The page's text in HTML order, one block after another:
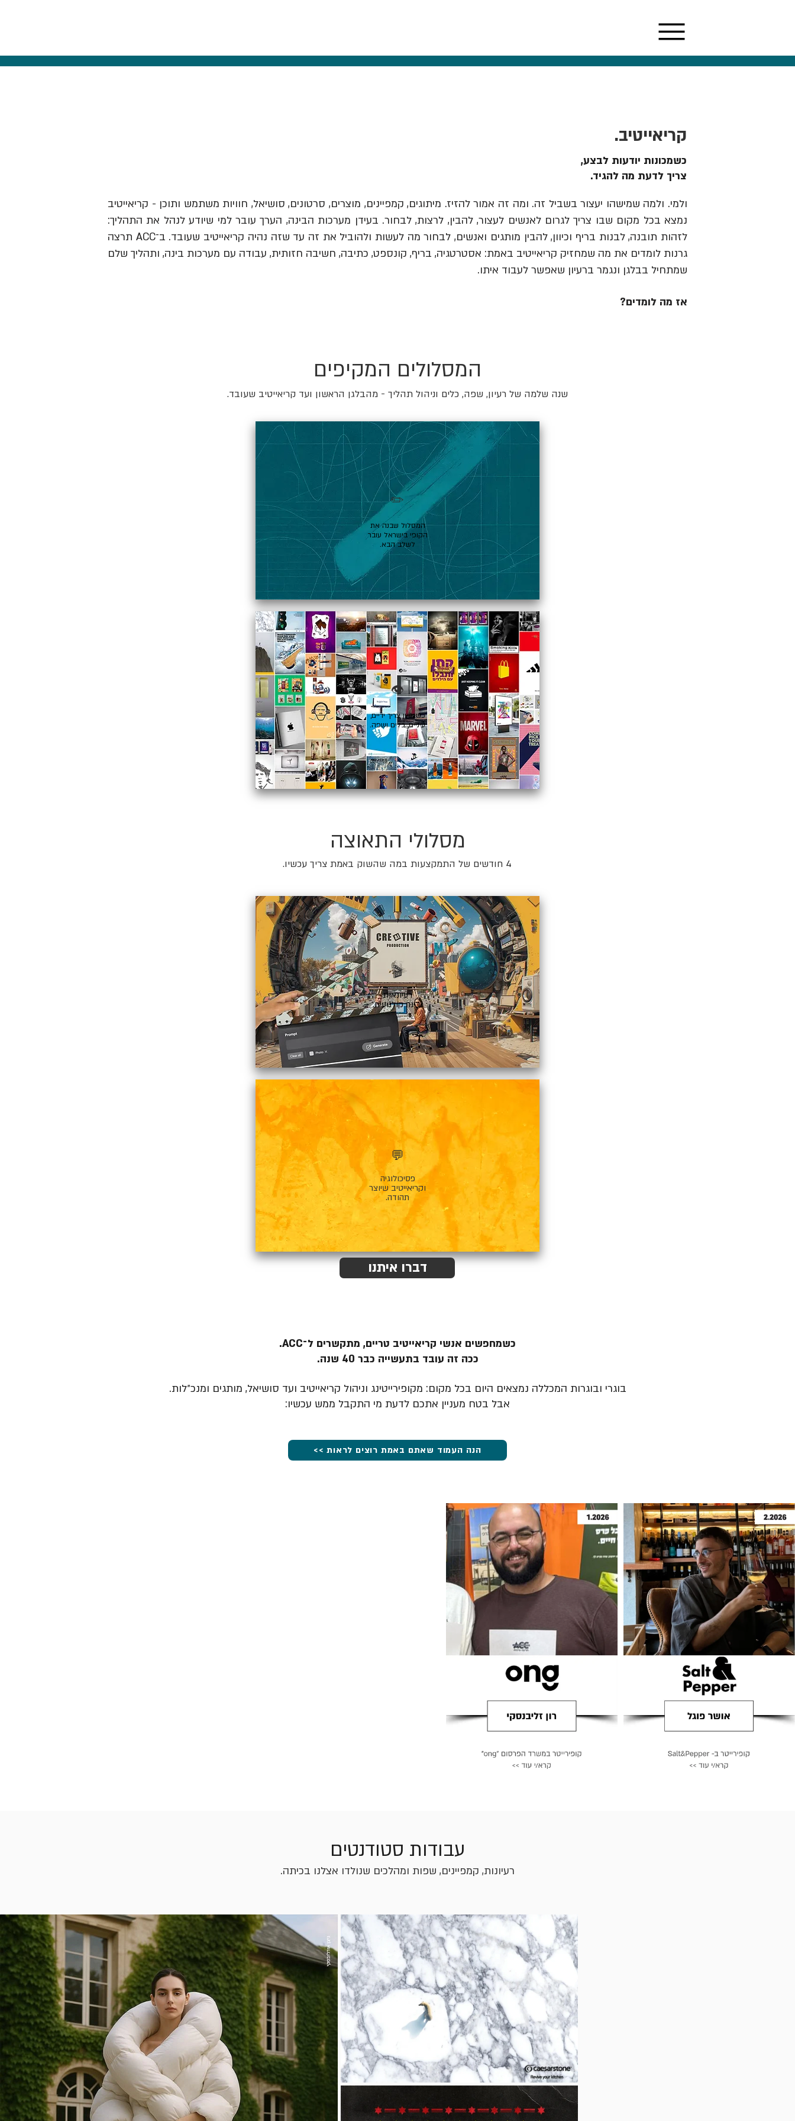
קריאייטיב.
כשמכונות יודעות לבצע,
צריך לדעת מה להגיד.
ולמי. ולמה שמישהו יעצור בשביל זה. ומה זה אמור להזיז. מיתוגים, קמפיינים, מוצרים, סרטונים, סושיאל, חוויות משתמש ותוכן - קריאייטיב
נמצא בכל מקום שבו צריך לגרום לאנשים לעצור, להבין, לרצות, לבחור. בעידן מערכות הבינה, הערך עובר למי שיודע לנהל את התהליך:
לזהות תובנה, לבנות בריף וכיוון, להבין מותגים ואנשים, לבחור מה לעשות ולהוביל את זה עד שזה נהיה קריאייטיב שעובד. ב־ACC תרצה
גרנות לומדים את מה שמחזיק קריאייטיב באמת: אסטרטגיה, בריף, קונספט, כתיבה, חשיבה חזותית, עבודה עם מערכות בינה, ותהליך שלם
שמתחיל בבלגן ונגמר ברעיון שאפשר לעבוד איתו.
אז מה לומדים?
המסלולים המקיפים
שנה שלמה של רעיון, שפה, כלים וניהול תהליך - מהבלגן הראשון ועד קריאייטיב שעובד.
✏️
המסלול שבנה את
הקופי בישראל עובר
לשלב הבא.
👁️
כשרעיון צריך ידיים,
עיניים, כלים ושפה.
מסלולי התאוצה
4 חודשים של התמקצעות במה שהשוק באמת צריך עכשיו.
🎬
רעיונאות
ובינה קולנועית.
💬
פסיכולוגיה
וקריאייטיב שיוצר
תהודה.
דברו איתנו
כשמחפשים אנשי קריאייטיב טריים, מתקשרים ל־ACC.
ככה זה עובד בתעשייה כבר 40 שנה.
בוגרי ובוגרות המכללה נמצאים היום בכל מקום: מקופירייטינג וניהול קריאייטיב ועד סושיאל, מותגים ומנכ״לות.
אבל בטח מעניין אתכם לדעת מי התקבל ממש עכשיו:
הנה העמוד שאתם באמת רוצים לראות >>
עבודות סטודנטים
רעיונות, קמפיינים, שפות ומהלכים שנולדו אצלנו בכיתה.